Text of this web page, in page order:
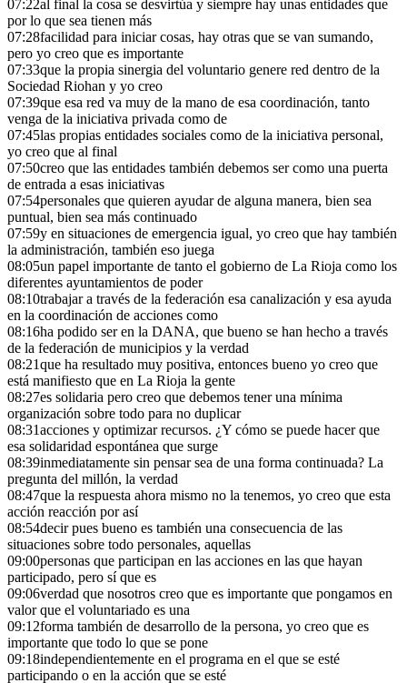
07:22al final la cosa se desvirtúa y siempre hay unas entidades que
por lo que sea tienen más
07:28facilidad para iniciar cosas, hay otras que se van sumando,
pero yo creo que es importante
07:33que la propia sinergia del voluntario genere red dentro de la
Sociedad Riohan y yo creo
07:39que esa red va muy de la mano de esa coordinación, tanto
venga de la iniciativa privada como de
07:45las propias entidades sociales como de la iniciativa personal,
yo creo que al final
07:50creo que las entidades también debemos ser como una puerta
de entrada a esas iniciativas
07:54personales que quieren ayudar de alguna manera, bien sea
puntual, bien sea más continuado
07:59y en situaciones de emergencia igual, yo creo que hay también
la administración, también eso juega
08:05un papel importante de tanto el gobierno de La Rioja como los
diferentes ayuntamientos de poder
08:10trabajar a través de la federación esa canalización y esa ayuda
en la coordinación de acciones como
08:16ha podido ser en la DANA, que bueno se han hecho a través
de la federación de municipios y la verdad
08:21que ha resultado muy positiva, entonces bueno yo creo que
está manifiesto que en La Rioja la gente
08:27es solidaria pero creo que debemos tener una mínima
organización sobre todo para no duplicar
08:31acciones y optimizar recursos. ¿Y cómo se puede hacer que
esa solidaridad espontánea que surge
08:39inmediatamente sin pensar sea de una forma continuada? La
pregunta del millón, la verdad
08:47que la respuesta ahora mismo no la tenemos, yo creo que esta
acción reacción por así
08:54decir pues bueno es también una consecuencia de las
situaciones sobre todo personales, aquellas
09:00personas que participan en las acciones en las que hayan
participado, pero sí que es
09:06verdad que nosotros creo que es importante que pongamos en
valor que el voluntariado es una
09:12forma también de desarrollo de la persona, yo creo que es
importante que todo lo que se pone
09:18independientemente en el programa en el que se esté
participando o en la acción que se esté